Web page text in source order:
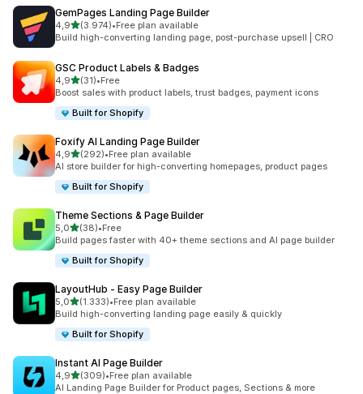
GemPages Landing Page Builder
4,95 yıldız üzerinden
(3.974)
toplam 3974 değerlendirme
•Free plan available
Build high-converting landing page, post-purchase upsell | CRO
GSC Product Labels & Badges
4,95 yıldız üzerinden
(31)
toplam 31 değerlendirme
•Free
Boost sales with product labels, trust badges, payment icons
Built for Shopify
Foxify AI Landing Page Builder
4,95 yıldız üzerinden
(292)
toplam 292 değerlendirme
•Free plan available
AI store builder for high-converting homepages, product pages
Built for Shopify
Theme Sections & Page Builder
5,05 yıldız üzerinden
(38)
toplam 38 değerlendirme
•Free
Build pages faster with 40+ theme sections and AI page builder
Built for Shopify
LayoutHub ‑ Easy Page Builder
5,05 yıldız üzerinden
(1.333)
toplam 1333 değerlendirme
•Free plan available
Build high-converting landing page easily & quickly
Built for Shopify
Instant AI Page Builder
4,95 yıldız üzerinden
(309)
toplam 309 değerlendirme
•Free plan available
AI Landing Page Builder for Product pages, Sections & more